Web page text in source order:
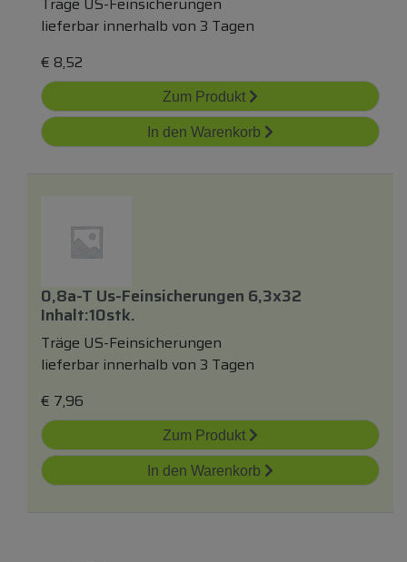
lieferbar innerhalb von 3 Tagen
€ 8,52
Zum Produkt
In den Warenkorb
0,8a-T Us-Feinsicherungen 6,3x32
Inhalt:10stk.
Träge US-Feinsicherungen
lieferbar innerhalb von 3 Tagen
€ 7,96
Zum Produkt
In den Warenkorb